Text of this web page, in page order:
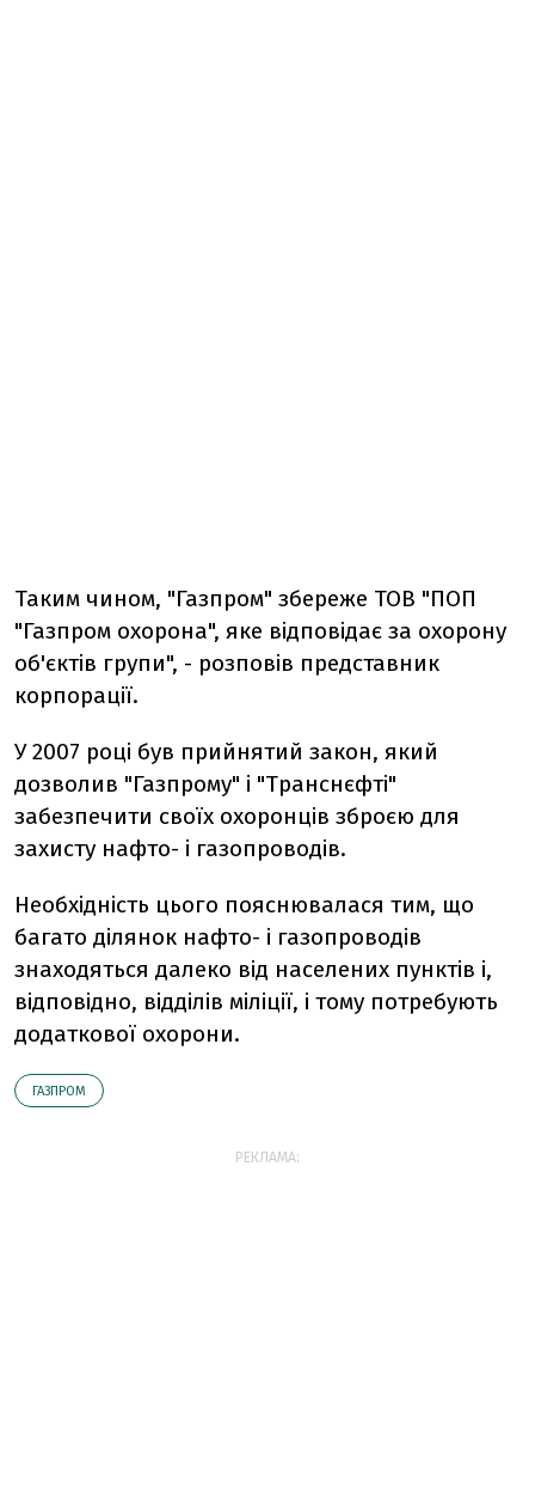
Таким чином, "Газпром" збереже ТОВ "ПОП
"Газпром охорона", яке відповідає за охорону
об'єктів групи", - розповів представник
корпорації.
У 2007 році був прийнятий закон, який
дозволив "Газпрому" і "Транснєфті"
забезпечити своїх охоронців зброєю для
захисту нафто- і газопроводів.
Необхідність цього пояснювалася тим, що
багато ділянок нафто- і газопроводів
знаходяться далеко від населених пунктів і,
відповідно, відділів міліції, і тому потребують
додаткової охорони.
ГАЗПРОМ
РЕКЛАМА: